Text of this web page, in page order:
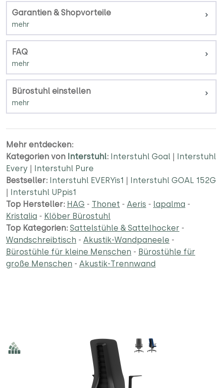
Garantien & Shopvorteile
FAQ
Bürostuhl einstellen
Mehr entdecken:
Kategorien von Interstuhl: Interstuhl Goal | Interstuhl
Every | Interstuhl Pure
Bestseller: Interstuhl EVERYis1 | Interstuhl GOAL 152G
| Interstuhl UPpis1
Top Hersteller: HAG - Thonet - Aeris - lapalma -
Kristalia - Klöber Bürostuhl
Top Kategorien: Sattelstühle & Sattelhocker -
Wandschreibtisch - Akustik-Wandpaneele -
Bürostühle für kleine Menschen - Bürostühle für
große Menschen - Akustik-Trennwand